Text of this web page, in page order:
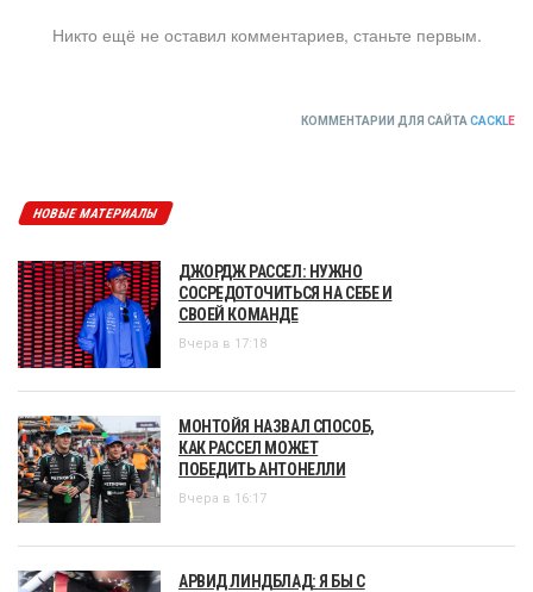
Никто ещё не оставил комментариев, станьте первым.
КОММЕНТАРИИ ДЛЯ САЙТА CACKLE
НОВЫЕ МАТЕРИАЛЫ
ДЖОРДЖ РАССЕЛ: НУЖНО
СОСРЕДОТОЧИТЬСЯ НА СЕБЕ И
СВОЕЙ КОМАНДЕ
Вчера в 17:18
МОНТОЙЯ НАЗВАЛ СПОСОБ,
КАК РАССЕЛ МОЖЕТ
ПОБЕДИТЬ АНТОНЕЛЛИ
Вчера в 16:17
АРВИД ЛИНДБЛАД: Я БЫ С